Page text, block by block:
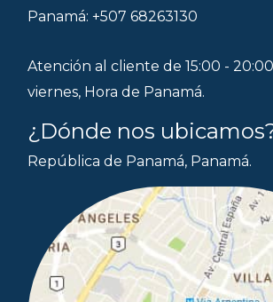
Panamá: +507 68263130
Atención al cliente de 15:00 -
viernes, Hora de Panamá.
¿Dónde nos
República de Panamá, Panamá.